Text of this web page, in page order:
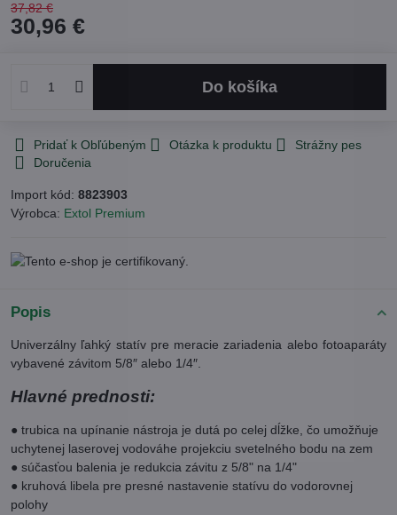
37,82 €
30,96 €
Do košíka
Pridať k Obľúbeným Otázka k produktu
Strážny pes
Doručenia
Import kód: 8823903
Výrobca: Extol Premium
Popis
Univerzálny ľahký statív pre meracie zariadenia alebo fotoaparáty
vybavené závitom 5/8″ alebo 1/4″.
Hlavné prednosti:
● trubica na upínanie nástroja je dutá po celej dĺžke, čo umožňuje
uchytenej laserovej vodováhe projekciu svetelného bodu na zem
● súčasťou balenia je redukcia závitu z 5/8" na 1/4"
● kruhová libela pre presné nastavenie statívu do vodorovnej
polohy